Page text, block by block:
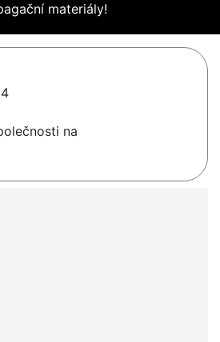
materiály!
na